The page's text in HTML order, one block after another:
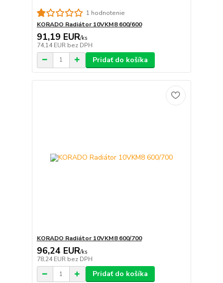
1 hodnotenie
KORADO Radiátor 10VKM8 600/600
91,19 EUR/ks
74,14 EUR bez DPH
Pridať do košíka
KORADO Radiátor 10VKM8 600/700
96,24 EUR/ks
78,24 EUR bez DPH
Pridať do košíka